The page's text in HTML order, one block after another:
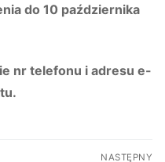
do 10 października
nr telefonu i adresu e-
NASTĘPNY